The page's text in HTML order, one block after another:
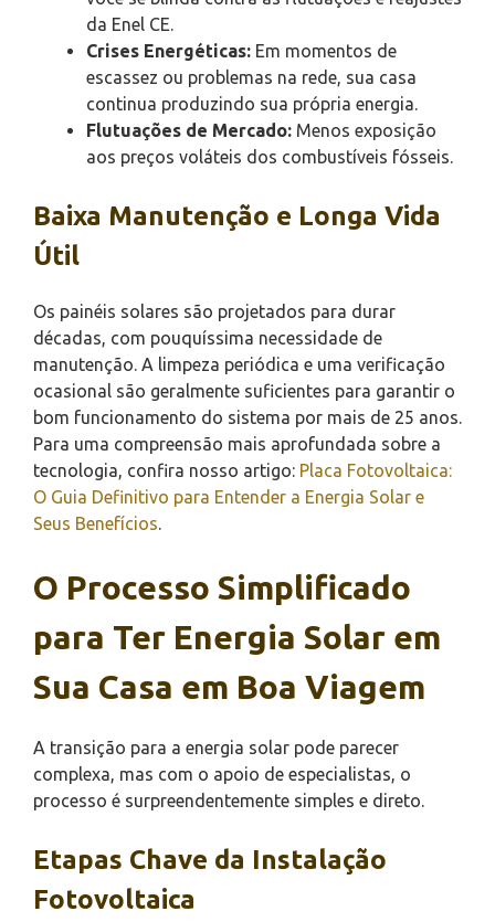
da Enel CE.
Crises Energéticas: Em momentos de
escassez ou problemas na rede, sua casa
continua produzindo sua própria energia.
Flutuações de Mercado: Menos exposição
aos preços voláteis dos combustíveis fósseis.
Baixa Manutenção e Longa Vida
Útil
Os painéis solares são projetados para durar
décadas, com pouquíssima necessidade de
manutenção. A limpeza periódica e uma verificação
ocasional são geralmente suficientes para garantir o
bom funcionamento do sistema por mais de 25 anos.
Para uma compreensão mais aprofundada sobre a
tecnologia, confira nosso artigo: Placa Fotovoltaica:
O Guia Definitivo para Entender a Energia Solar e
Seus Benefícios
O Processo Simplificado
para Ter Energia Solar em
Sua Casa em Boa Viagem
A transição para a energia solar pode parecer
complexa, mas com o apoio de especialistas, o
processo é surpreendentemente simples e direto.
Etapas Chave da Instalação
Fotovoltaica